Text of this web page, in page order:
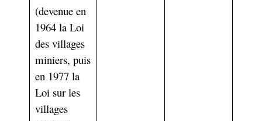
(devenue en
1964 la Loi
des villages
miniers, puis
en 1977 la
Loi sur les
villages